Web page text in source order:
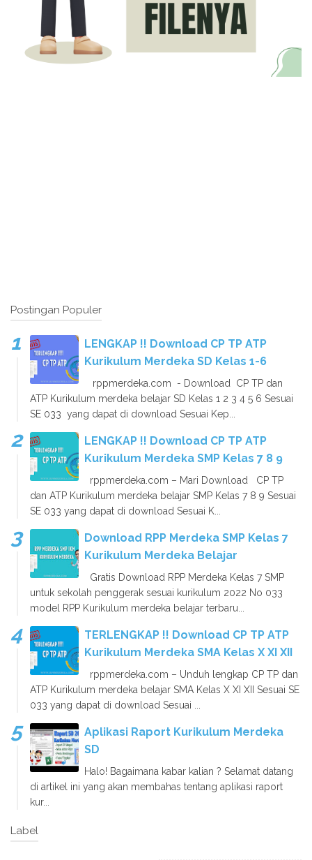
Postingan Populer
LENGKAP !! Download CP TP ATP
Kurikulum Merdeka SD Kelas 1-6
rppmerdeka.com - Download CP TP dan
ATP Kurikulum merdeka belajar SD Kelas 1 2 3 4 5 6 Sesuai
SE 033 yang dapat di download Sesuai Kep...
LENGKAP !! Download CP TP ATP
Kurikulum Merdeka SMP Kelas 7 8 9
rppmerdeka.com – Mari Download CP TP
dan ATP Kurikulum merdeka belajar SMP Kelas 7 8 9 Sesuai
SE 033 yang dapat di download Sesuai K...
Download RPP Merdeka SMP Kelas 7
Kurikulum Merdeka Belajar
Gratis Download RPP Merdeka Kelas 7 SMP
untuk sekolah penggerak sesuai kurikulum 2022 No 033
model RPP Kurikulum merdeka belajar terbaru...
TERLENGKAP !! Download CP TP ATP
Kurikulum Merdeka SMA Kelas X XI XII
rppmerdeka.com – Unduh lengkap CP TP dan
ATP Kurikulum merdeka belajar SMA Kelas X XI XII Sesuai SE
033 yang dapat di download Sesuai ...
Aplikasi Raport Kurikulum Merdeka
SD
Halo! Bagaimana kabar kalian ? Selamat datang
di artikel ini yang akan membahas tentang aplikasi raport
kur...
Label